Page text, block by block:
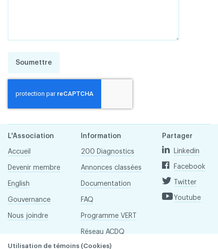
Soumettre
L'Association
Accueil
Devenir membre
English
Gouvernance
Nous joindre
Information
200 Diagnostics
Annonces classées
Documentation
FAQ
Programme VERT
Réseau ACDQ
Partager
Linkedin
Facebook
Twitter
Youtube
Utilisation de témoins (Cookies)